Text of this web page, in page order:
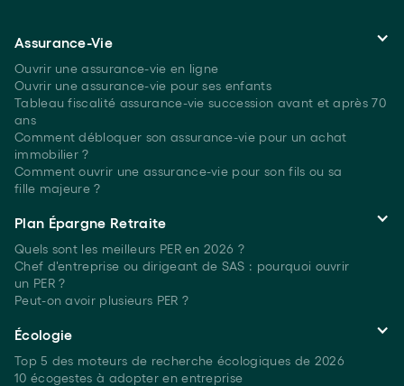
Assurance-Vie
Ouvrir une assurance-vie en ligne
Ouvrir une assurance-vie pour ses enfants
Tableau fiscalité assurance-vie succession avant et après 70
ans
Comment débloquer son assurance-vie pour un achat
immobilier ?
Comment ouvrir une assurance-vie pour son fils ou sa
fille majeure ?
Plan Épargne Retraite
Quels sont les meilleurs PERen 2026 ?
Chef d'entreprise ou dirigeant de SAS : pourquoi ouvrir
un PER ?
Peut-on avoir plusieurs PER ?
Écologie
Top 5 des moteurs de recherche écologiques de 2026
10 écogestes à adopter en entreprise